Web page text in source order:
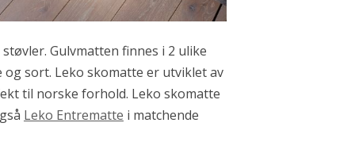
Gulvmatten finnes i 2 ulike
og sort. Leko skomatte er utviklet av
til norske forhold. Leko skomatte
Leko Entrematte i matchende